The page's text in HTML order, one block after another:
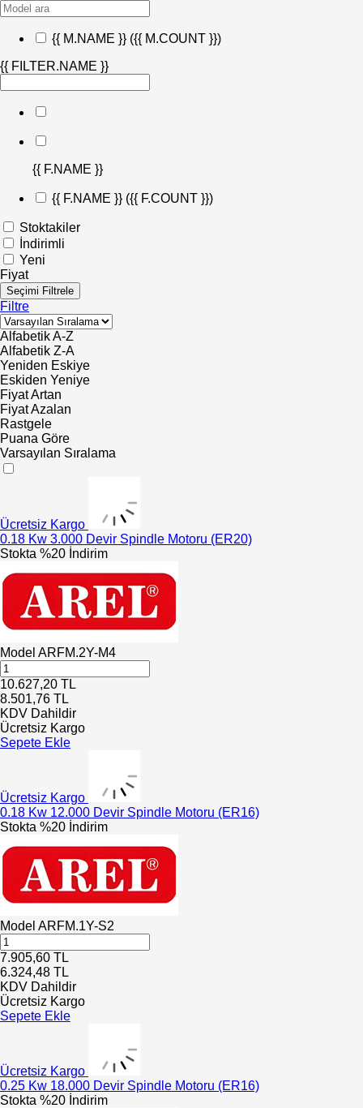
{{ M.NAME }} ({{ M.COUNT }})
{{ FILTER.NAME }}
{{ F.NAME }}
{{ F.NAME }} ({{ F.COUNT }})
Stoktakiler
İndirimli
Yeni
Fiyat
Seçimi Filtrele
Filtre
Alfabetik A-Z
Alfabetik Z-A
Yeniden Eskiye
Eskiden Yeniye
Fiyat Artan
Fiyat Azalan
Rastgele
Puana Göre
Varsayılan Sıralama
Ücretsiz Kargo
0.18 Kw 3.000 Devir Spindle Motoru (ER20)
Stokta %20 İndirim
Model ARFM.2Y-M4
10.627,20 TL
8.501,76 TL
KDV Dahildir
Ücretsiz Kargo
Sepete Ekle
Ücretsiz Kargo
0.18 Kw 12.000 Devir Spindle Motoru (ER16)
Stokta %20 İndirim
Model ARFM.1Y-S2
7.905,60 TL
6.324,48 TL
KDV Dahildir
Ücretsiz Kargo
Sepete Ekle
Ücretsiz Kargo
0.25 Kw 18.000 Devir Spindle Motoru (ER16)
Stokta %20 İndirim